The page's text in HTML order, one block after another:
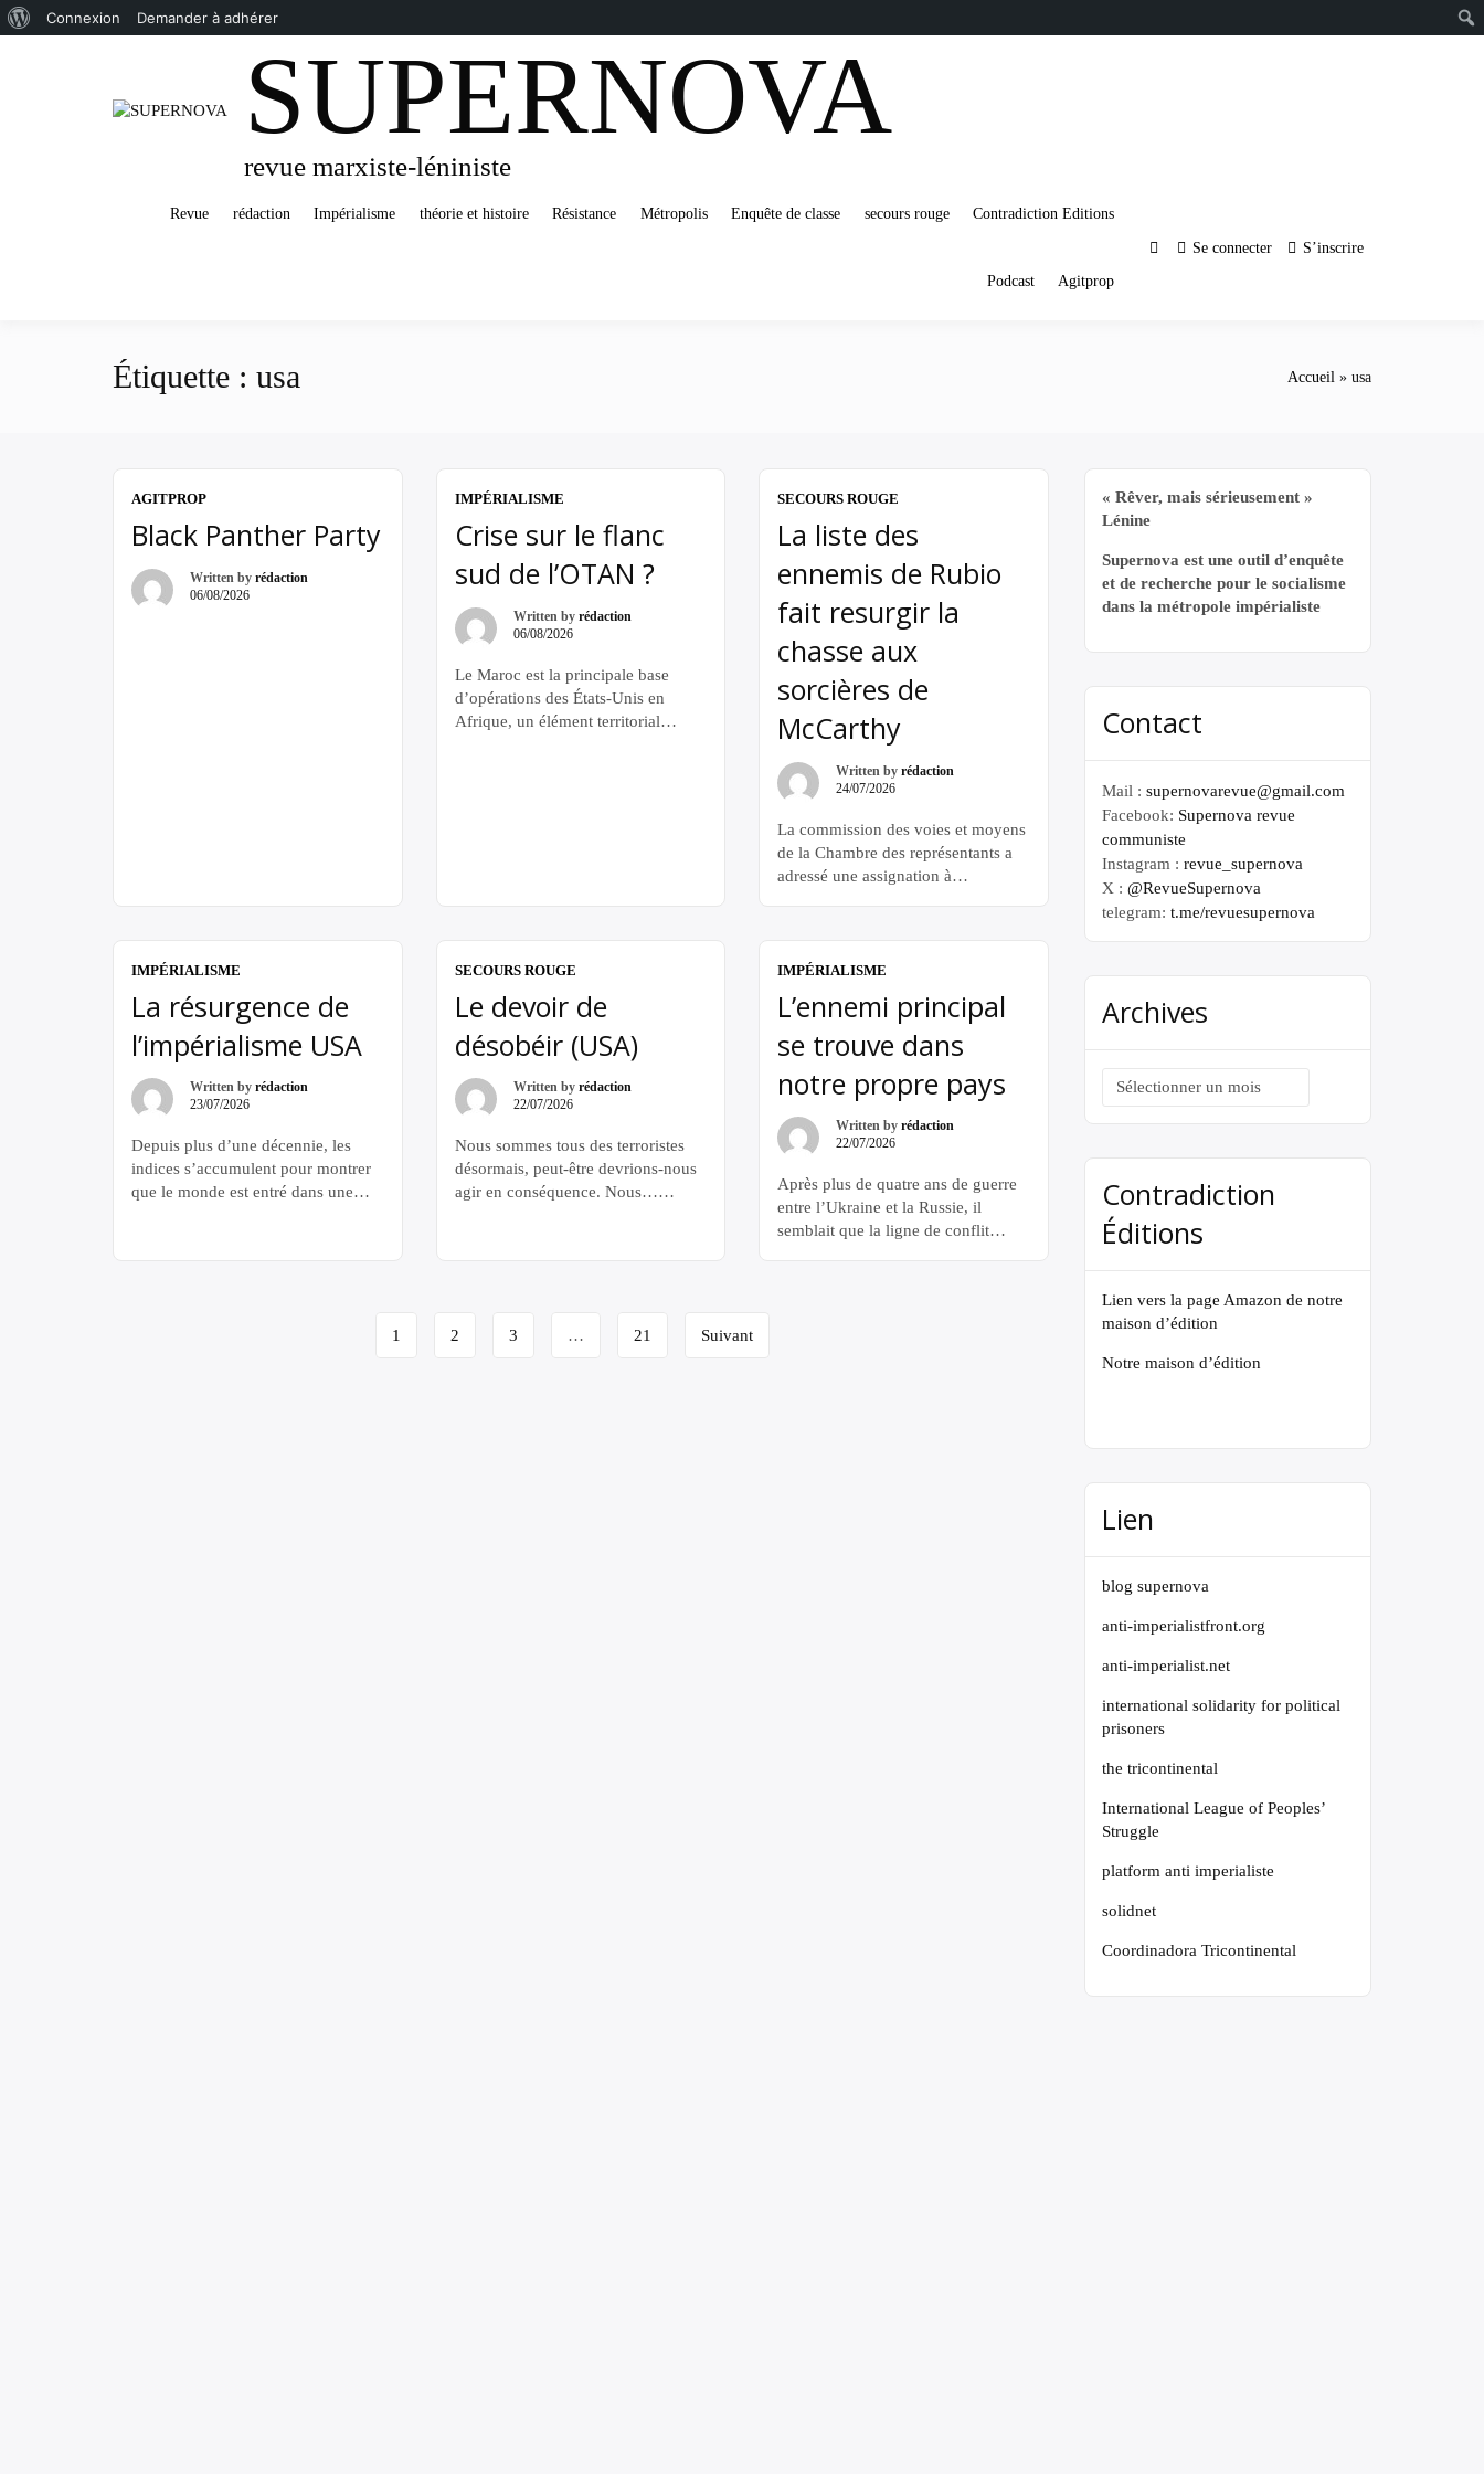
SUPERNOVA
revue marxiste-léniniste
Revue rédaction Impérialisme théorie et histoire Résistance Métropolis Enquête de classe secours rouge Contradiction Editions
Podcast Agitprop
Se connecter S’inscrire
Étiquette : usa Accueil usa
AGITPROP
Black Panther Party
Written by rédaction
06/08/2026
IMPÉRIALISME
Crise sur le flanc
sud de l’OTAN ?
Written by rédaction
06/08/2026
Le Maroc est la principale base
d’opérations des États-Unis en
Afrique, un élément territorial
SECOURS ROUGE
La liste des
ennemis de Rubio
fait resurgir la
chasse aux
sorcières de
McCarthy
Written byrédaction
24/07/2026
La commission des voies et moyens
de la Chambre des représentants a
adressé une assignation à
remettre ses communications
ses documents financiers avant le 7
août. Deux autres groupes anti-
impérialistes, BreakThrough News
et Tricontinental : […]
IMPÉRIALISME
La résurgence de
l’impérialisme USA
Written by rédaction
23/07/2026
Depuis plus d’une décennie, les
indices s’accumulent pour montrer
que le monde est entré dans une
SECOURS ROUGE
Le devoir de
désobéir (USA)
Written by rédaction
22/07/2026
Nous sommes tous des terroristes
désormais, peut-être devrions-nous
agir en conséquence. Nous…
aussi, aurait ses principes
IMPÉRIALISME
L’ennemi principal
se trouve dans
notre propre pays
Written byrédaction
22/07/2026
Après plus de quatre ans de guerre
entre l’Ukraine et la Russie, il
semblait que la ligne de conflit
1 2 3 … 21 Suivant
« Rêver, mais sérieusement »
Lénine
Supernova est une outil d’enquête
et de recherche pour le socialisme
dans la métropole impérialiste
Contact
Mail : supernovarevue@gmail.com
Facebook: Supernova revue
communiste
Instagram : revue_supernova
X : @RevueSupernova
telegram: t.me/revuesupernova
Archives
Archives
Contradiction
Éditions
Lien vers la page Amazon de notre
maison d’édition
Notre maison d’édition
Lien
blog supernova
anti-imperialistfront.org
anti-imperialist.net
international solidarity for political
prisoners
the tricontinental
International League of Peoples’
Struggle
platform anti imperialiste
solidnet
Coordinadora Tricontinental
Connexion Demander à adhérer